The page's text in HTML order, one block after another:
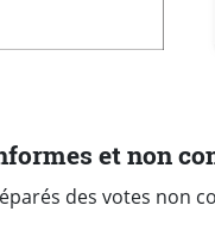
et non
des votes non